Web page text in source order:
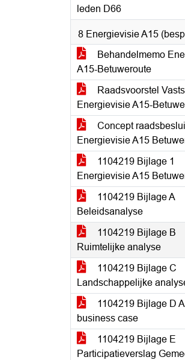
leden D66
8 Energievisie A15
Behandelmemo
A15-Betuweroute
Raadsvoorstel
Energievisie A15-
Concept
Energievisie A15
1104219 Bijlage 1
Energievisie A15
1104219 Bijlage A
Beleidsanalyse
1104219 Bijlage B
Ruimtelijke analyse
1104219 Bijlage C
Landschappelijke
1104219 Bijlage D
business case
1104219 Bijlage E
Participatieverslag